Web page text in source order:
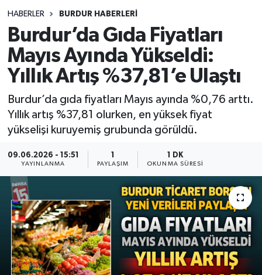
HABERLER BURDUR HABERLERİ
Burdur’da Gıda Fiyatları
Mayıs Ayında Yükseldi:
Yıllık Artış %37,81’e Ulaştı
Burdur’da gıda fiyatları Mayıs ayında %0,76 arttı.
Yıllık artış %37,81 olurken, en yüksek fiyat
yükselişi kuruyemiş grubunda görüldü.
09.06.2026 - 15:51
YAYINLANMA
1
PAYLAŞIM
1 DK
OKUNMA SÜRESI
Spor
Tebrik
Türkiye